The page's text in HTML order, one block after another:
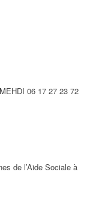
06 17 27 23 72
de l’Aide Sociale à